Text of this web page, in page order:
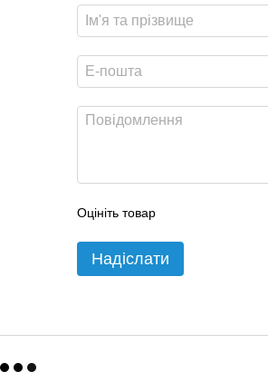
Оцініть товар
Надіслати